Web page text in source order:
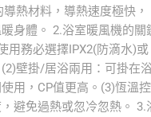
熱材料，導熱速度極快，
身體。 2.浴室暖風機的關
用務必選擇IPX2(防滴水)或
壁掛/居浴兩用：可掛在
用，CP值更高。(3)恆溫控
避免過熱或忽冷忽熱。 3.